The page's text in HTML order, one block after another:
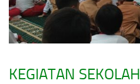
KEGIATAN SEKOLAH